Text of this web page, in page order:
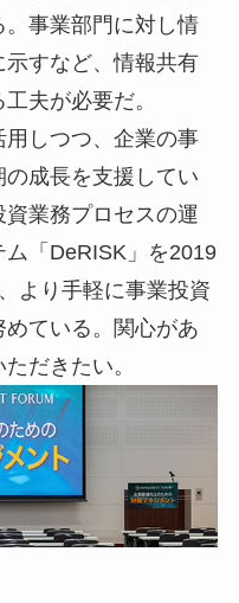
事業部門に対し情
すなど、情報共有
夫が必要だ。
しつつ、企業の事
成長を支援してい
業務プロセスの運
「DeRISK」を2019
より手軽に事業投資
ている。関心があ
だきたい。